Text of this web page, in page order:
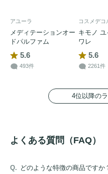
アユーラ
メディテーションオー
ドパルファム
5.6
493件
コスメデコ
キモノ ユ
ワレ
5.6
2261件
4位以降の
よくある質問（FAQ）
どのような特徴の商品ですか